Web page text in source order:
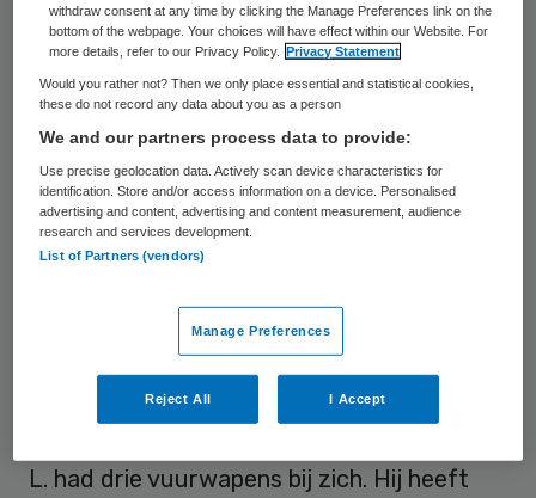
Geneeskundestudent L. schoot Marlous en
Romy dood in hun huis aan het Heiman
Dullaertplein in de Rotterdamse wijk
Delfshaven. Hij stak zijn huis in brand. Niet
veel later schoot hij Damen dood in een
collegezaal van het Erasmus MC. Ook hier
stichtte hij brand en bedreigde hij tal van
mensen. Uiteindelijk kon hij buiten door de
politie worden overmeesterd.
Dierenmishandeling
L. had drie vuurwapens bij zich. Hij heeft
withdraw consent at any time by clicking the Manage Preferences link on the
bottom of the webpage. Your choices will have effect within our Website. For
more details, refer to our Privacy Policy.
Privacy Statement
Would you rather not? Then we only place essential and statistical cookies,
these do not record any data about you as a person
We and our partners process data to provide:
Use precise geolocation data. Actively scan device characteristics for
identification. Store and/or access information on a device. Personalised
advertising and content, advertising and content measurement, audience
research and services development.
List of Partners (vendors)
Manage Preferences
Reject All I Accept